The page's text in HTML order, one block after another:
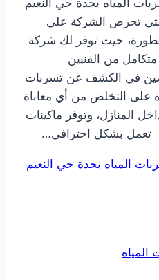
المياه بجدة حي النعيم
تحرص الشركة علي
حيث توفر لك شركة
من الفنيين
في الكشف عن تسربات
على التخلص من أي معاناة
المنازل، وتوفر ماكينات
تعمل بشكل احترافي…
المياه بجدة حي النعيم